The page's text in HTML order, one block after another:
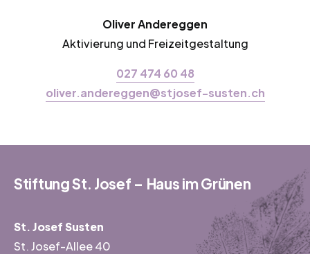
Oliver Andereggen
Aktivierung und Freizeitgestaltung
027 474 60 48
oliver.andereggen@stjosef-susten.ch
Stiftung St. Josef – Haus im Grünen
St. Josef Susten
St. Josef-Allee 40